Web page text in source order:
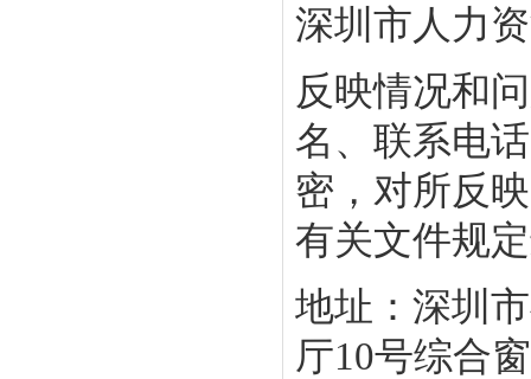
深圳市人力
反映情况和
名、联系电
密，对所反
有关文件规
地址：深圳
厅10号综合